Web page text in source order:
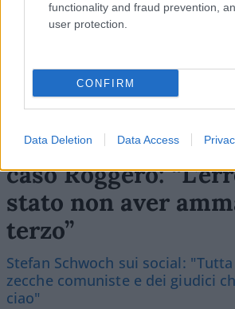
functionality and fraud prevention,
user protection.
CONFIRM
Data Deletion Data Access
L’ex bomber a
caso Roggero:
stato non aver
terzo”
Stefan Schwoch sui social:
zecche comuniste e dei giudici
ciao"